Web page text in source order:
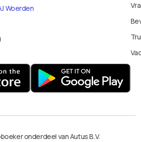
Woerden
onderdeel van Autus B.V.